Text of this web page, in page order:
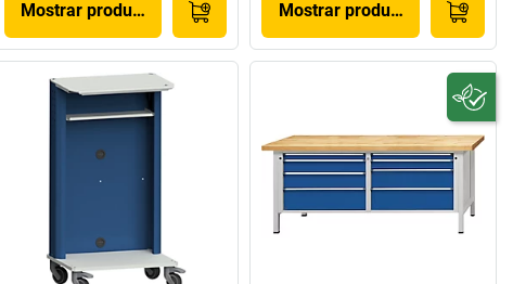
Mostrar produto Mostrar produto